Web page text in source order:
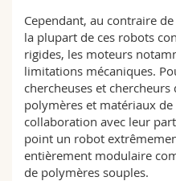
Cependant, au contraire de
la plupart de ces robots
rigides, les moteurs
limitations mécaniques.
chercheuses et
polymères et matériaux
collaboration avec leur
point un robot
entièrement modulaire
de polymères souples.